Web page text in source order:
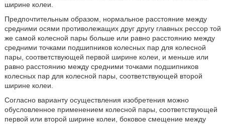
ширине колеи.
Предпочтительным образом, нормальное расстояние между
средними осями противолежащих друг другу главных рессор той
же самой колесной пары больше или равно расстоянию между
средними точками подшипников колесных пар для колесной
пары, соответствующей первой ширине колеи, и меньше или
равно расстоянию между средними точками подшипников
колесных пар для колесной пары, соответствующей второй
ширине колеи.
Согласно варианту осуществления изобретения можно
обусловленное применением колесной пары, соответствующей
первой или второй ширине колеи, боковое смещение между